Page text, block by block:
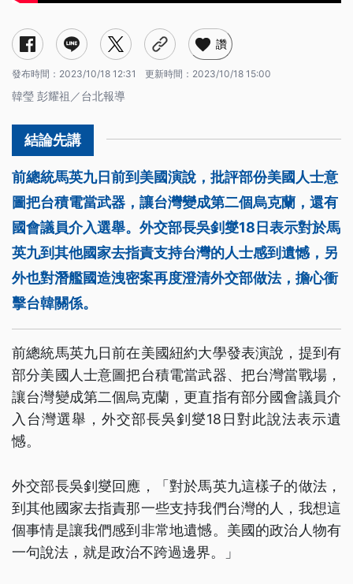
讚
發布時間： 2023/10/18 12:31 更新時間： 2023/10/18 15:00
韓瑩 彭耀祖／台北報導
前總統馬英九日前到美國演說，批評部份美國人士意
圖把台積電當武器，讓台灣變成第二個烏克蘭，還有
國會議員介入選舉。外交部長吳釗燮18日表示對於馬
英九到其他國家去指責支持台灣的人士感到遺憾，另
外也對潛艦國造洩密案再度澄清外交部做法，擔心衝
擊台韓關係。
前總統馬英九日前在美國紐約大學發表演說，提到有
部分美國人士意圖把台積電當武器、把台灣當戰場，
讓台灣變成第二個烏克蘭，更直指有部分國會議員介
入台灣選舉，外交部長吳釗燮18日對此說法表示遺
憾。
外交部長吳釗燮回應，「對於馬英九這樣子的做法，
到其他國家去指責那一些支持我們台灣的人，我想這
個事情是讓我們感到非常地遺憾。美國的政治人物有
一句說法，就是政治不跨過邊界。」